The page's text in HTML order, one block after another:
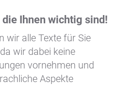
die Ihnen wichtig sind!
wir alle Texte für Sie
wir dabei keine
vornehmen und
Aspekte